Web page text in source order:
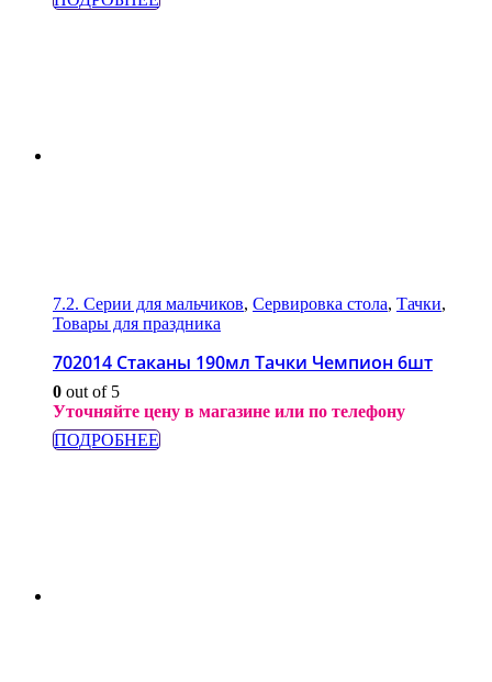
7.2. Серии для мальчиков, Сервировка стола, Тачки,
Товары для праздника
702014 Стаканы 190мл Тачки Чемпион 6шт
0 out of 5
Уточняйте цену в магазине или по телефону
ПОДРОБНЕЕ